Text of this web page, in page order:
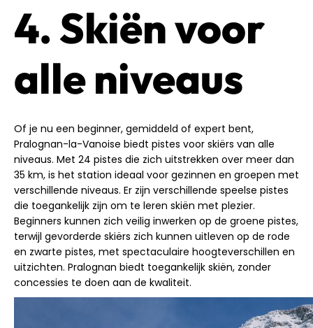
4. Skiën voor
alle niveaus
Of je nu een beginner, gemiddeld of expert bent,
Pralognan-la-Vanoise biedt pistes voor skiërs van alle
niveaus. Met 24 pistes die zich uitstrekken over meer dan
35 km, is het station ideaal voor gezinnen en groepen met
verschillende niveaus. Er zijn verschillende speelse pistes
die toegankelijk zijn om te leren skiën met plezier.
Beginners kunnen zich veilig inwerken op de groene pistes,
terwijl gevorderde skiërs zich kunnen uitleven op de rode
en zwarte pistes, met spectaculaire hoogteverschillen en
uitzichten. Pralognan biedt toegankelijk skiën, zonder
concessies te doen aan de kwaliteit.